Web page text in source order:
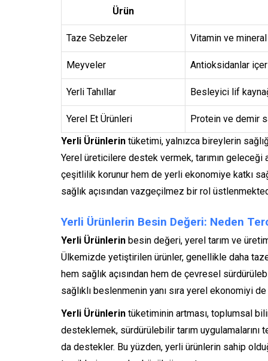
Ürün
Taze Sebzeler Vitamin ve mineral
Meyveler Antioksidanlar
Yerli Tahıllar Besleyici lif
Yerel Et Ürünleri
Protein ve demir
Yerli Ürünlerin tüketimi, yalnızca bireylerin
Yerel üreticilere destek vermek, tarımın geleceği
çeşitlilik korunur hem de yerli ekonomiye katkı
sağlık açısından vazgeçilmez bir rol
Yerli Ürünlerin Besin Değeri: Neden
Yerli Ürünlerin besin değeri, yerel tarım ve
Ülkemizde yetiştirilen ürünler, genellikle daha
hem sağlık açısından hem de çevresel
sağlıklı beslenmenin yanı sıra yerel ekonomiyi
Yerli Ürünlerin tüketiminin artması, toplumsal
desteklemek, sürdürülebilir tarım uygulamalarını
da destekler. Bu yüzden, yerli ürünlerin sahip